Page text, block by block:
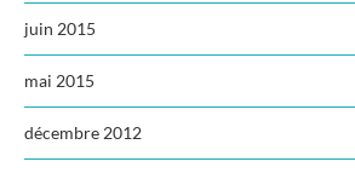
juin 2015
mai 2015
décembre 2012